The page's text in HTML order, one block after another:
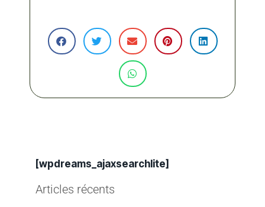
[wpdreams_ajaxsearchlite]
Articles récents